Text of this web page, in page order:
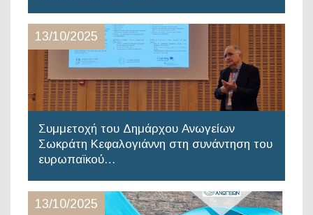
13/10/2025
Συμμετοχή του Δημάρχου Ανωγείων
Σωκράτη Κεφαλογιάννη στη συνάντηση του
ευρωπαϊκού…
13/10/2025